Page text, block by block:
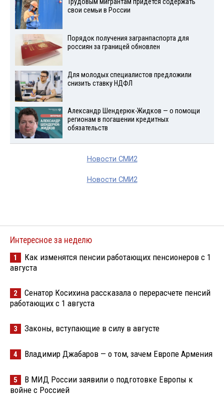
Трудовым мигрантам придется содержать
свои семьи в России
Порядок получения загранпаспорта для
россиян за границей обновлен
Для молодых специалистов предложили
снизить ставку НДФЛ
Александр Шендерюк-Жидков — о помощи
регионам в погашении кредитных
обязательств
Новости СМИ2
Новости СМИ2
Интересное за неделю
1
Как изменятся пенсии работающих пенсионеров с 1
августа
2
Сенатор Косихина рассказала о перерасчете пенсий
работающих с 1 августа
3 Законы, вступающие в силу в августе
4 Владимир Джабаров — о том, зачем Европе Армения
5
В МИД России заявили о подготовке Европы к
войне с Россией